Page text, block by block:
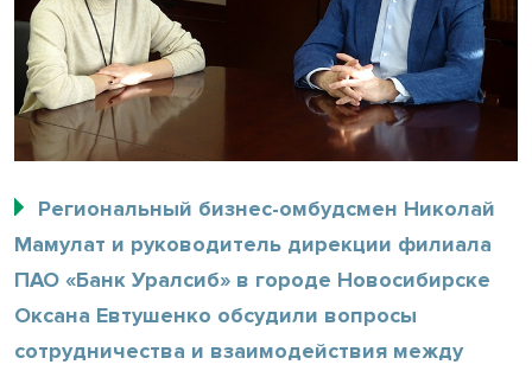
Региональный бизнес-омбудсмен Николай
Мамулат и руководитель дирекции филиала
ПАО «Банк Уралсиб» в городе Новосибирске
Оксана Евтушенко обсудили вопросы
сотрудничества и взаимодействия между